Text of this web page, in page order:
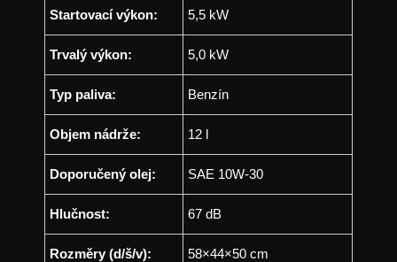
Startovací výkon: 5,5 kW
Trvalý výkon: 5,0 kW
Typ paliva: Benzín
Objem nádrže: 12 l
Doporučený olej: SAE 10W-30
Hlučnost: 67 dB
Rozměry (d/š/v): 58×44×50 cm